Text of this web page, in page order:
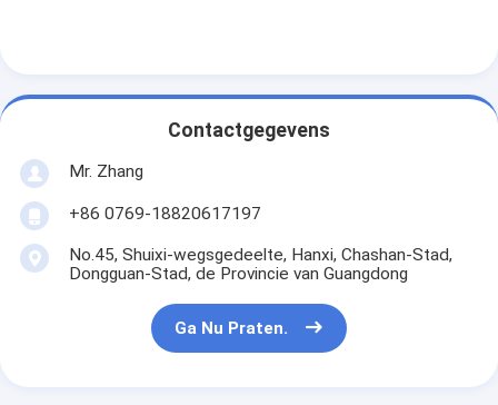
Ga Nu Praten.
Luchtfilter die Machine maken
Luchtfilter Productiemachine
Contactgegevens
Mr. Zhang
+86 0769-18820617197
No.45, Shuixi-wegsgedeelte, Hanxi, Chashan-Stad,
Dongguan-Stad, de Provincie van Guangdong
Ga Nu Praten.